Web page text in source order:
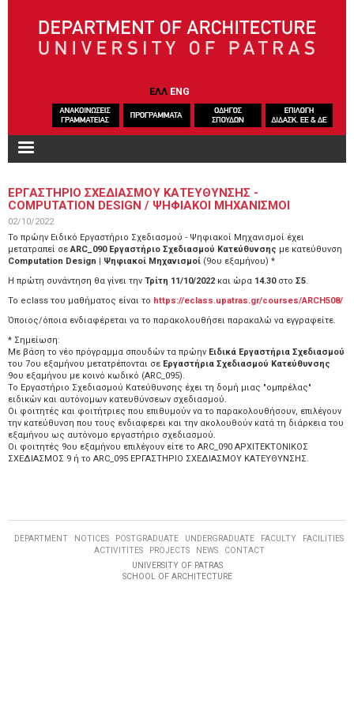
ΕΛΛ ENG
ΕΡΓΑΣΤΗΡΙΟ ΣΧΕΔΙΑΣΜΟΥ ΚΑΤΕΥΘΥΝΣΗΣ -
COMPUTATION DESIGN / ΨΗΦΙΑΚΟΙ ΜΗΧΑΝΙΣΜΟΙ
02/10/2022
Το πρώην Ειδικό Εργαστήριο Σχεδιασμού - Ψηφιακοί Μηχανισμοί έχει
μετατραπεί σεARC_090 Εργαστήριο Σχεδιασμού Κατεύθυνσης με κατεύθυνση
Computation Design | Ψηφιακοί Μηχανισμοί (9ου εξαμήνου) *
Η πρώτη συνάντηση θα γίνει την Τρίτη 11/10/2022 και ώρα 14.30στο Σ5.
Το eclass του μαθήματος είναι το https://eclass.upatras.gr/courses/ARCH508/
Όποιος/όποια ενδιαφέρεται να το παρακολουθήσει παρακαλώ να εγγραφείτε.
* Σημείωση:
Με βάση το νέο πρόγραμμα σπουδών τα πρώην Ειδικά Εργαστήρια Σχεδιασμού
του 7ου εξαμήνου μετατρέπονται σε Εργαστήρια Σχεδιασμού Κατεύθυνσης
9ου εξαμήνου με κοινό κωδικό (ARC_095).
Το Εργαστήριο Σχεδιασμού Κατεύθυνσης έχει τη δομή μιας "ομπρέλας"
ειδικών και αυτόνομων κατευθύνσεων σχεδιασμού.
Οι φοιτητές και φοιτήτριες που επιθυμούν να το παρακολουθήσουν, επιλέγουν
την κατεύθυνση που τους ενδιαφερει και την ακολουθούν κατά τη διάρκεια του
εξαμήνου ως αυτόνομο εργαστήριο σχεδιασμού.
Οι φοιτητές 9ου εξαμήνου επιλέγουν είτε το ARC_090 ΑΡΧΙΤΕΚΤΟΝΙΚΟΣ
ΣΧΕΔΙΑΣΜΟΣ 9 ή το ARC_095 ΕΡΓΑΣΤΗΡΙΟ ΣΧΕΔΙΑΣΜΟΥ ΚΑΤΕΥΘΥΝΣΗΣ.
DEPARTMENT NOTICES POSTGRADUATE UNDERGRADUATE FACULTY
FACILITIES
ACTIVITITES
PROJECTS NEWS
CONTACT
UNIVERSITY OF PATRAS
SCHOOL OF ARCHITECTURE